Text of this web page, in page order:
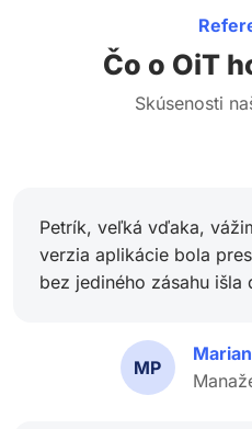
Čo o OiT
Skúsenosti
Petrík, veľká vďaka,
verzia aplikácie bola
bez jediného zásahu išla
MP